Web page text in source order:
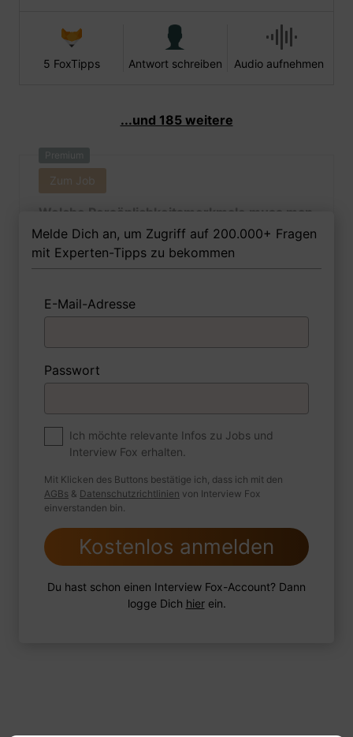
5 FoxTipps Antwort schreiben Audio aufnehmen
...und 185 weitere
Premium
Zum Job
Welche Persönlichkeitsmerkmale muss man
als Straßenwärterin Ihrer Meinung nach
besitzen, um in dem Job erfolgreich zu
sein?
1 FoxTipp Antwort schreiben Audio aufnehmen
Wie sind Sie mit einer Situation
umgegangen, in der Sie einen
leistungsschwachen Mitarbeiter hatten?
Melde Dich an, um Zugriff auf 200.000+ Fragen
mit Experten-Tipps zu bekommen
E-Mail-Adresse
Passwort
Ich möchte relevante Infos zu Jobs und
Interview Fox erhalten.
Mit Klicken des Buttons bestätige ich, dass ich mit den
AGBs & Datenschutzrichtlinien von Interview Fox
einverstanden bin.
Kostenlos anmelden
Du hast schon einen Interview Fox-Account? Dann
logge Dich hierein.